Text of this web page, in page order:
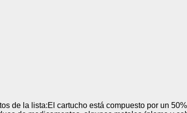
de la lista:El cartucho está compuesto por un